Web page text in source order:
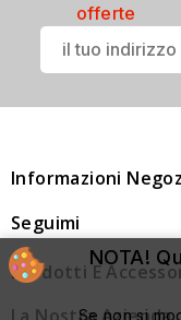
offerte
Informazioni
Seguimi
Prodotti E
NOTA!
Se non si